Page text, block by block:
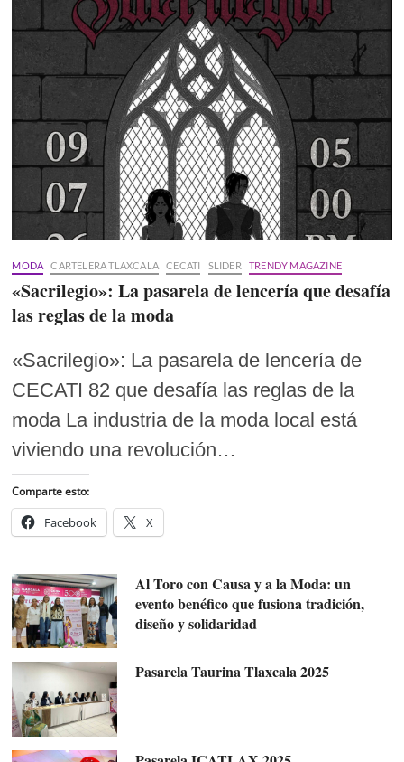
MODA CARTELERA TLAXCALA CECATI SLIDER TRENDY MAGAZINE
«Sacrilegio»: La pasarela de lencería que desafía
las reglas de la moda
«Sacrilegio»: La pasarela de lencería de
CECATI 82 que desafía las reglas de la
moda La industria de la moda local está
viviendo una revolución…
Comparte esto:
Facebook X
Al Toro con Causa y a la Moda: un
evento benéfico que fusiona tradición,
diseño y solidaridad
Pasarela Taurina Tlaxcala 2025